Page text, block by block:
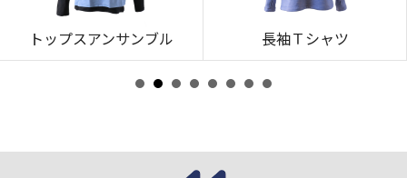
トップスアンサンブル 長袖Ｔシャツ